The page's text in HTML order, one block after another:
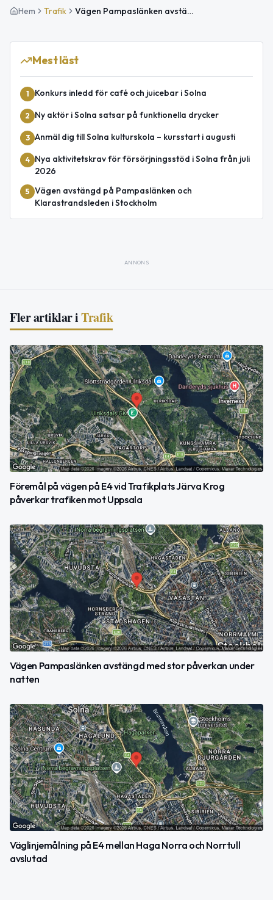
Hem Trafik Vägen Pampaslänken avstängd med stor påverkan under natten 12-13 maj
Mest läst
1 Konkurs inledd för café och juicebar i Solna
2 Ny aktör i Solna satsar på funktionella drycker
3 Anmäl dig till Solna kulturskola – kursstart i augusti
4
Nya aktivitetskrav för försörjningsstöd i Solna från juli
2026
5 Vägen avstängd på Pampaslänken och
Klarastrandsleden i Stockholm
ANNONS
Fler artiklar iTrafik
Föremål på vägen på E4 vid Trafikplats Järva Krog
påverkar trafiken mot Uppsala
Vägen Pampaslänken avstängd med stor påverkan under
natten
Väglinjemålning på E4 mellan Haga Norra och Norrtull
avslutad